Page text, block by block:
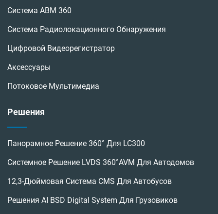
Система АВМ 360
Система Радиолокационного Обнаружения
Цифровой Видеорегистратор
Аксессуары
Потоковое Мультимедиа
Решения
Панорамное Решение 360° Для LC300
Системное Решение LVDS 360°AVM Для Автодомов
12,3-Дюймовая Система CMS Для Автобусов
Решения AI BSD Digital System Для Грузовиков